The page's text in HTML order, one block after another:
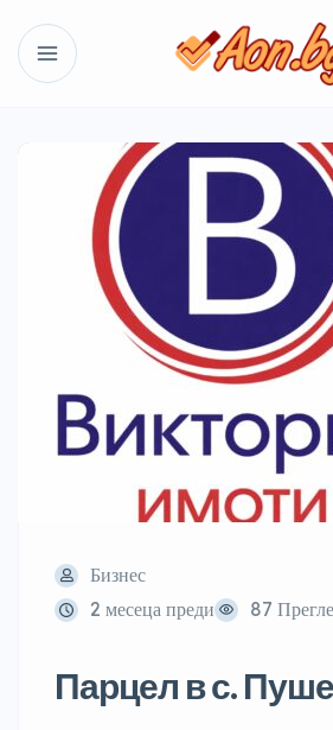
Бизнес
2 месеца преди
87
Парцел в с.